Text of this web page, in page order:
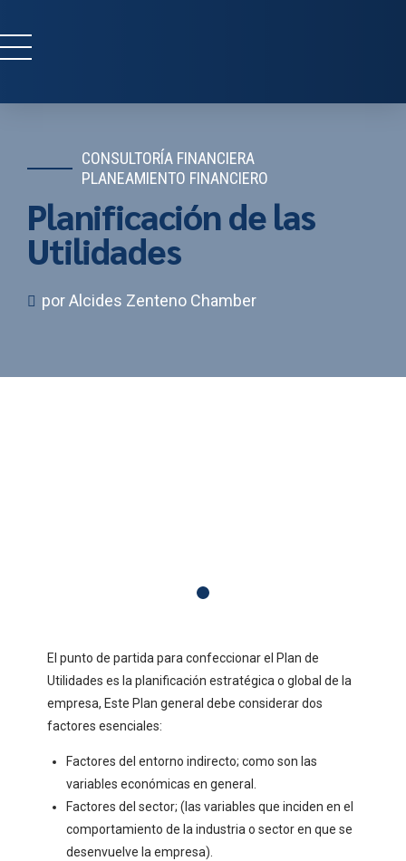
CONSULTORÍA FINANCIERA
PLANEAMIENTO FINANCIERO
Planificación de las
Utilidades
por Alcides Zenteno Chamber
El punto de partida para confeccionar el Plan de
Utilidades es la planificación estratégica o global de la
empresa, Este Plan general debe considerar dos
factores esenciales:
Factores del entorno indirecto; como son las
variables económicas en general.
Factores del sector; (las variables que inciden en el
comportamiento de la industria o sector en que se
desenvuelve la empresa).